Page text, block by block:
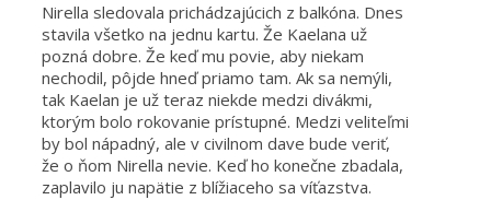
Nirella sledovala prichádzajúcich z balkóna. Dnes
stavila všetko na jednu kartu. Že Kaelana už
pozná dobre. Že keď mu povie, aby niekam
nechodil, pôjde hneď priamo tam. Ak sa nemýli,
tak Kaelan je už teraz niekde medzi divákmi,
ktorým bolo rokovanie prístupné. Medzi veliteľmi
by bol nápadný, ale v civilnom dave bude veriť,
že o ňom Nirella nevie. Keď ho konečne zbadala,
zaplavilo ju napätie z blížiaceho sa víťazstva.